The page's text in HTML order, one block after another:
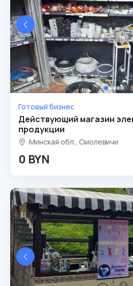
Готовый бизнес
Действующий магазин
продукции
Минская обл., Смолевичи
0 BYN